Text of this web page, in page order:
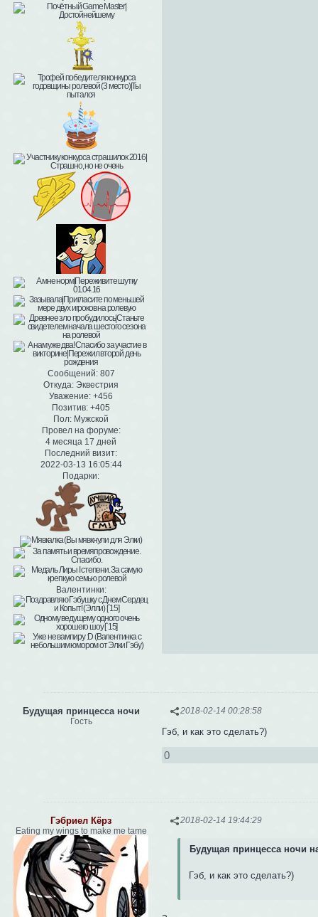
Сообщений:807
Откуда: Эквестрия
Уважение: +456
Позитив: +405
Пол: Мужской
Провел на форуме:
4 месяца 17 дней
Последний визит:
2022-03-13 16:05:44
Подарки:
Валентинки:
2018-02-14 00:28:58
Будущая принцесса ночи
Гость
Гэб, и как это сделать?)
0
2018-02-14 19:44:29
Гэбриел Кёрз
Eating my wings to make me tame
Будущая принцесса ночи
Гэб, и как это сделать?)